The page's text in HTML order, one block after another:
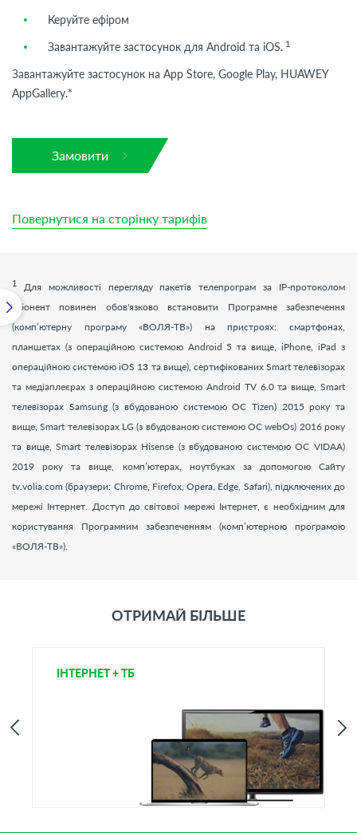
Керуйте ефіром
Завантажуйте застосунок для Android та iOS. 1
Завантажуйте застосунок на App Store, Google Play, HUAWEY
AppGallery.*
Замовити
Повернутися на сторінку тарифів
1
Для можливості перегляду пакетів телепрограм за ІР-протоколом
Абонент повинен обов'язково встановити Програмне забезпечення
(комп’ютерну програму «ВОЛЯ-ТВ») на пристроях: смартфонах,
планшетах (з операційною системою Android 5 та вище, iPhone, iPad з
операційною системою iOS 13 та вище), сертифікованих Smart телевізорах
та медіаплеєрах з операційною системою Android TV 6.0 та вище, Smart
телевізорах Samsung (з вбудованою системою ОС Tizen) 2015 року та
вище, Smart телевізорах LG (з вбудованою системою ОС webOs) 2016 року
та вище, Smart телевізорах Hisense (з вбудованою системою ОС VIDAA)
2019 року та вище, комп’ютерах, ноутбуках за допомогою Сайту
tv.volia.com (браузери: Chrome, Firefox, Opera, Edge, Safari), підключених до
мережі Інтернет. Доступ до світової мережі Інтернет, є необхідним для
користування Програмним забезпеченням (комп’ютерною програмою
«ВОЛЯ-ТВ»).
ОТРИМАЙ БІЛЬШЕ
ІНТЕРНЕТ + ТБ